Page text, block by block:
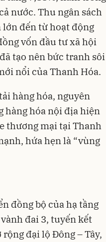
nước. Thu ngân sách
lớn đến từ hoạt động
vốn đầu tư xã hội
tạo nên bức tranh sôi
nổi của Thanh Hóa.
hàng hóa, nguyên
hàng hóa nội địa hiện
thương mại tại Thanh
hứa hẹn là “vùng
đồng bộ của hạ tầng
đai 3, tuyến kết
đại lộ Đông – Tây,